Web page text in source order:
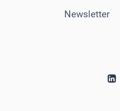
Newsletter